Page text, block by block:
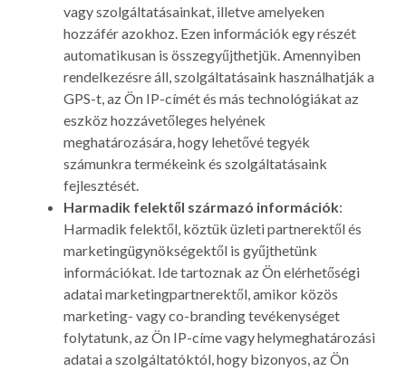
vagy szolgáltatásainkat, illetve amelyeken
hozzáfér azokhoz. Ezen információk egy részét
automatikusan is összegyűjthetjük. Amennyiben
rendelkezésre áll, szolgáltatásaink használhatják a
GPS-t, az Ön IP-címét és más technológiákat az
eszköz hozzávetőleges helyének
meghatározására, hogy lehetővé tegyék
számunkra termékeink és szolgáltatásaink
fejlesztését.
Harmadik felektől származó információk:
Harmadik felektől, köztük üzleti partnerektől és
marketingügynökségektől is gyűjthetünk
információkat. Ide tartoznak az Ön elérhetőségi
adatai marketingpartnerektől, amikor közös
marketing- vagy co-branding tevékenységet
folytatunk, az Ön IP-címe vagy helymeghatározási
adatai a szolgáltatóktól, hogy bizonyos, az Ön